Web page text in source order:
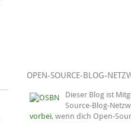
OPEN-SOURCE-BLOG-
Dieser Blog ist
Source-Blog-
vorbei, wenn dich Open-